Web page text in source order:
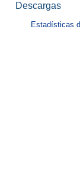
Descargas
Estadísticas